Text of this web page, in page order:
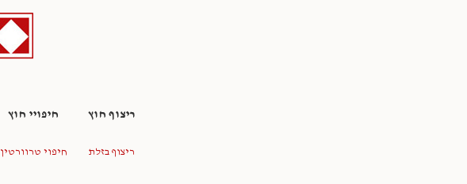
ריצוף חוץ חיפויי חוץ
ריצוף בזלת חיפוי טרוורטין